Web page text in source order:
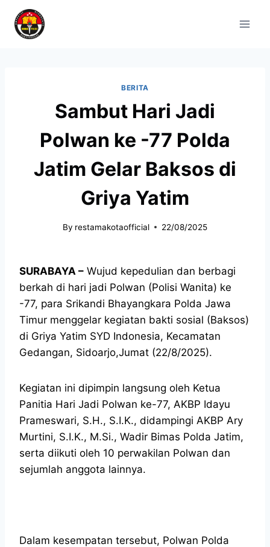
BERITA
Sambut Hari Jadi
Polwan ke -77 Polda
Jatim Gelar Baksos di
Griya Yatim
By restamakotaofficial 22/08/2025
SURABAYA – Wujud kepedulian dan berbagi
berkah di hari jadi Polwan (Polisi Wanita) ke
-77, para Srikandi Bhayangkara Polda Jawa
Timur menggelar kegiatan bakti sosial (Baksos)
di Griya Yatim SYD Indonesia, Kecamatan
Gedangan, Sidoarjo,Jumat (22/8/2025).
Kegiatan ini dipimpin langsung oleh Ketua
Panitia Hari Jadi Polwan ke-77, AKBP Idayu
Prameswari, S.H., S.I.K., didampingi AKBP Ary
Murtini, S.I.K., M.Si., Wadir Bimas Polda Jatim,
serta diikuti oleh 10 perwakilan Polwan dan
sejumlah anggota lainnya.
Dalam kesempatan tersebut, Polwan Polda